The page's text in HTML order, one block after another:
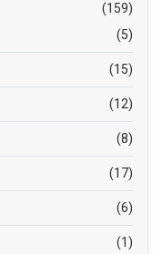
(159)
(5)
(15)
(12)
(8)
(17)
(6)
(1)